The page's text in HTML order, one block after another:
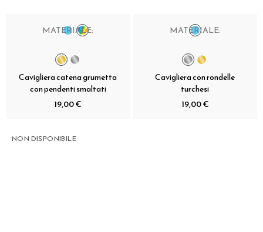
MATERIALE:
Cavigliera catena grumetta
con pendenti smaltati
19,00 €
MATERIALE:
Cavigliera con rondelle
turchesi
19,00 €
NON DISPONIBILE